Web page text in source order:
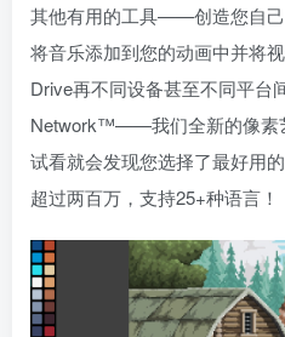
其他有用的工具——创造您自己
将音乐添加到您的动画中并将
Drive再不同设备甚至不同平台
Network™——我们全新的像
试看就会发现您选择了最好用
超过两百万，支持25+种语言！